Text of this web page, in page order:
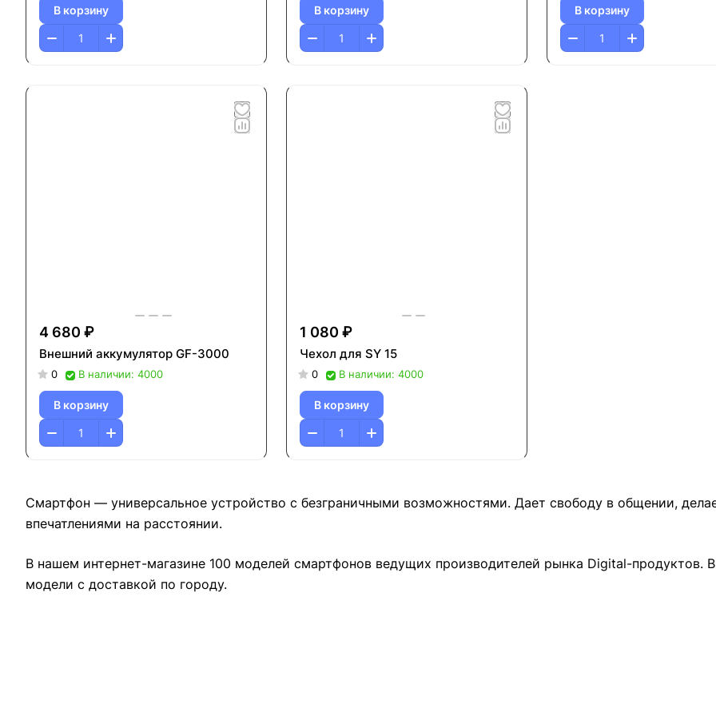
В корзину В корзину В корзину
4 680 ₽
Внешний аккумулятор GF-3000
0 В наличии: 4000
В корзину
1 080 ₽
Чехол для SY 15
0 В наличии: 4000
В корзину
Смартфон — универсальное устройство с безграничными возможностями. Дает свободу в общении,
впечатлениями на расстоянии.
В нашем интернет-магазине 100 моделей смартфонов ведущих производителей рынка Digital-
модели с доставкой по городу.